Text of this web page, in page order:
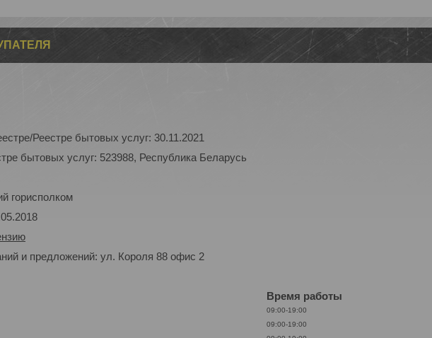
Реестре бытовых услуг: 30.11.2021
бытовых услуг: 523988, Республика Беларусь
горисполком
и предложений: ул. Короля 88 офис 2
Время работы
09:00-19:00
09:00-19:00